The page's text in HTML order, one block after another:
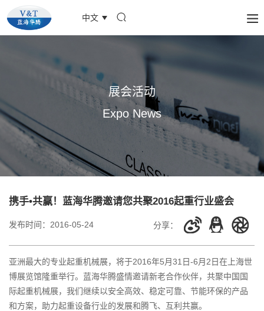
中文
展会活动
Expo News
携手•共赢！蓝海华腾邀请您共聚2016起重行业盛会
发布时间： 2016-05-24 分享：
亚洲最大的专业起重机械展，将于2016年5月31日-6月2日在上海世
博展览馆隆重举行。蓝海华腾盛情邀请新老合作伙伴，共聚中国国
际起重机械展，我们继续以安全高效、稳定可靠、节能环保的产品
和方案，助力起重设备行业的发展和腾飞、互利共赢。